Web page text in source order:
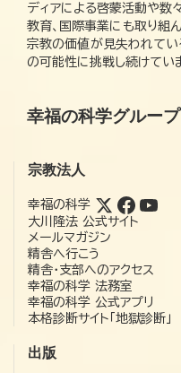
ディアによる啓蒙活動や数
教育、国際事業にも取り組
宗教の価値が見失われて
の可能性に挑戦し続けてい
幸福の科学グループ
宗教法人
幸福の科学
大川隆法 公式サイト
メールマガジン
精舎へ行こう
精舎・支部へのアクセス
幸福の科学 法務室
幸福の科学 公式アプリ
本格診断サイト「地獄診断」
出版